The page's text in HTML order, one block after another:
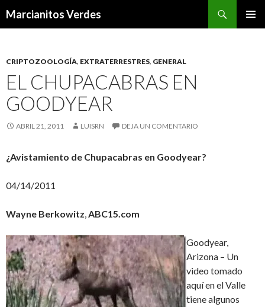
Marcianitos Verdes
CRIPTOZOOLOGÍA, EXTRATERRESTRES, GENERAL
EL CHUPACABRAS EN
GOODYEAR
ABRIL 21, 2011 LUISRN DEJA UN COMENTARIO
¿Avistamiento de Chupacabras en Goodyear?
04/14/2011
Wayne Berkowitz,ABC15.com
Goodyear,
Arizona – Un
video tomado
aquí en el Valle
tiene algunos